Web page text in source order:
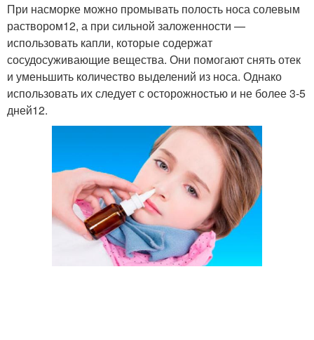
При насморке можно промывать полость носа солевым
раствором12, а при сильной заложенности —
использовать капли, которые содержат
сосудосуживающие вещества. Они помогают снять отек
и уменьшить количество выделений из носа. Однако
использовать их следует с осторожностью и не более 3-5
дней12.